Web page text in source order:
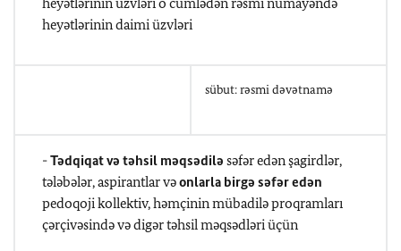
heyətlərinin üzvləri o cümlədən rəsmi nümayəndə
heyətlərinin daimi üzvləri
sübut: rəsmi dəvətnamə
-Tədqiqat və təhsil məqsədilə səfər edən şagirdlər,
tələbələr, aspirantlar vəonlarla birgə səfər edən
pedoqoji kollektiv, həmçinin mübadilə proqramları
çərçivəsində və digər təhsil məqsədləri üçün